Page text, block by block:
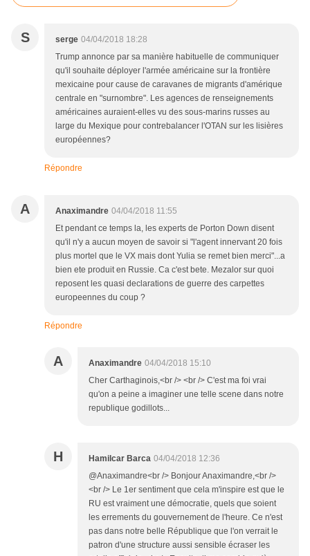
S serge 04/04/2018 18:28
Trump annonce par sa manière habituelle de communiquer
qu'il souhaite déployer l'armée américaine sur la frontière
mexicaine pour cause de caravanes de migrants d'amérique
centrale en "surnombre". Les agences de renseignements
américaines auraient-elles vu des sous-marins russes au
large du Mexique pour contrebalancer l'OTAN sur les lisières
européennes?
Répondre
A Anaximandre 04/04/2018 11:55
Et pendant ce temps la, les experts de Porton Down disent
qu'il n'y a aucun moyen de savoir si "l'agent innervant 20 fois
plus mortel que le VX mais dont Yulia se remet bien merci"...a
bien ete produit en Russie. Ca c'est bete. Mezalor sur quoi
reposent les quasi declarations de guerre des carpettes
europeennes du coup ?
Répondre
A Anaximandre 04/04/2018 15:10
Cher Carthaginois,<br /> <br /> C'est ma foi vrai
qu'on a peine a imaginer une telle scene dans notre
republique godillots...
H Hamilcar Barca 04/04/2018 12:36
@Anaximandre<br /> Bonjour Anaximandre,<br />
<br /> Le 1er sentiment que cela m'inspire est que le
RU est vraiment une démocratie, quels que soient
les errements du gouvernement de l'heure. Ce n'est
pas dans notre belle République que l'on verrait le
patron d'une structure aussi sensible écraser les